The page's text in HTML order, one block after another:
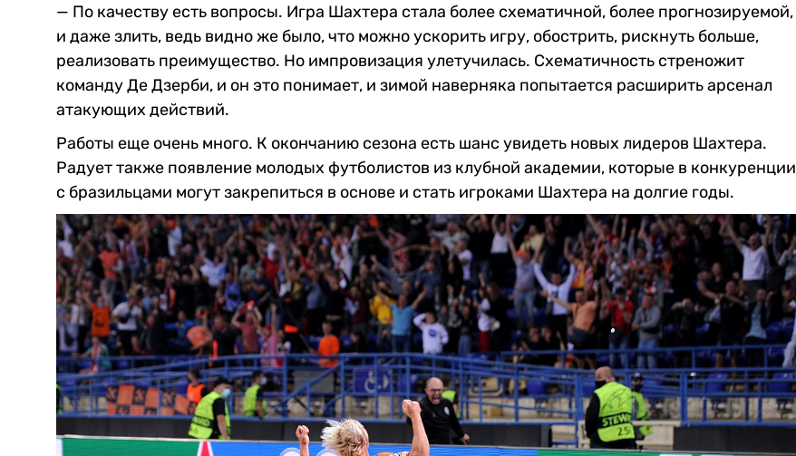
— По качеству есть вопросы. Игра Шахтера стала более схематичной, более прогнозируемой,
и даже злить, ведь видно же было, что можно ускорить игру, обострить, рискнуть больше,
реализовать преимущество. Но импровизация улетучилась. Схематичность стреножит
команду Де Дзерби, и он это понимает, и зимой наверняка попытается расширить арсенал
атакующих действий.
Работы еще очень много. К окончанию сезона есть шанс увидеть новых лидеров Шахтера.
Радует также появление молодых футболистов из клубной академии, которые в конкуренции
с бразильцами могут закрепиться в основе и стать игроками Шахтера на долгие годы.